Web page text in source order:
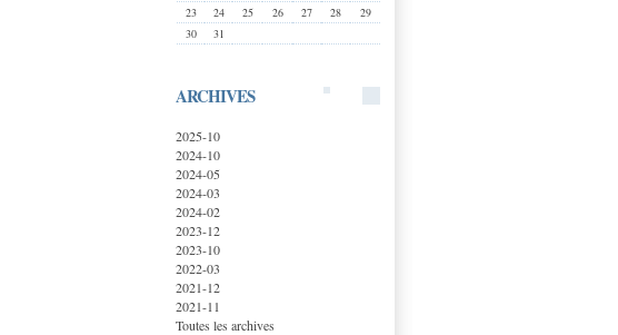
23
24 25 26 27 28
29
30
31
ARCHIVES
2025-10
2024-10
2024-05
2024-03
2024-02
2023-12
2023-10
2022-03
2021-12
2021-11
Toutes les archives